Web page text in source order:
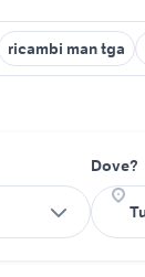
ricambi man tga
Dove?